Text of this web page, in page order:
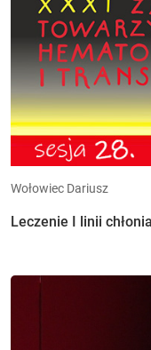
Wołowiec Dariusz
Leczenie I linii